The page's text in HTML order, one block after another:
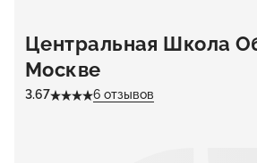
Центральная Школа
Москве
3.67 6 отзывов